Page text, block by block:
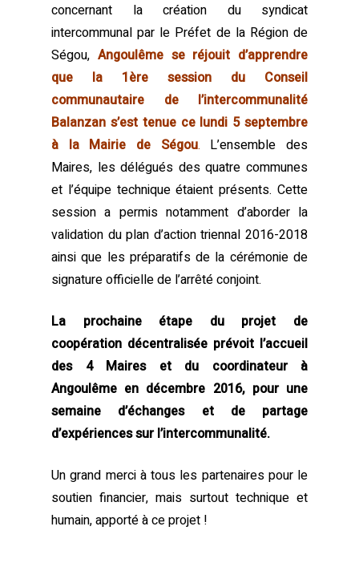
concernant la création du syndicat
intercommunal par le Préfet de la Région de
Ségou, Angoulême se réjouit d’apprendre
que la 1ère session du Conseil
communautaire de l’intercommunalité
Balanzan s’est tenue ce lundi 5 septembre
à la Mairie de Ségou. L’ensemble des
Maires, les délégués des quatre communes
et l’équipe technique étaient présents. Cette
session a permis notamment d’aborder la
validation du plan d’action triennal 2016-2018
ainsi que les préparatifs de la cérémonie de
signature officielle de l’arrêté conjoint.
La prochaine étape du projet de
coopération décentralisée prévoit l’accueil
des 4 Maires et du coordinateur à
Angoulême en décembre 2016, pour une
semaine d’échanges et de partage
d’expériences sur l’intercommunalité.
Un grand merci à tous les partenaires pour le
soutien financier, mais surtout technique et
humain, apporté à ce projet !